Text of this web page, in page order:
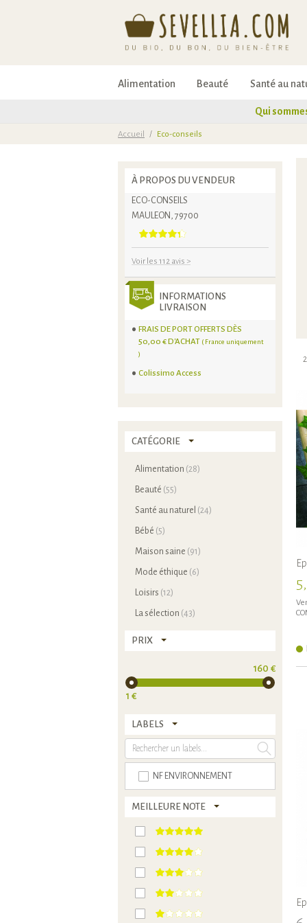
Alimentation Beauté Santé au
Qui
Accueil / Eco-conseils
À PROPOS DU VENDEUR
ECO-CONSEILS
MAULEON, 79700
Voir les 112 avis >
INFORMATIONS
LIVRAISON
FRAIS DE PORT OFFERTS DÈS
50,00 € D'ACHAT ( France uniquement
)
Colissimo Access
CATÉGORIE
Alimentation (28)
Beauté (55)
Santé au naturel (24)
Bébé (5)
Maison saine (91)
Mode éthique (6)
Loisirs (12)
La sélection (43)
PRIX
1 €
160 €
LABELS
NF ENVIRONNEMENT
MEILLEURE NOTE